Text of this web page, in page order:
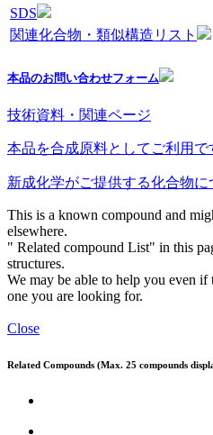
SDS
関連化合物・類似構造リスト
本品のお問い合わせフォーム
技術資料・関連ページ
本品を合成原料としてご利用で
新成化学がご提供する化合物に
This is a known compound and
elsewhere.
" Related compound List" in this
structures.
We may be able to help you even if
one you are looking for.
Close
Related Compounds (Max. 25 compounds